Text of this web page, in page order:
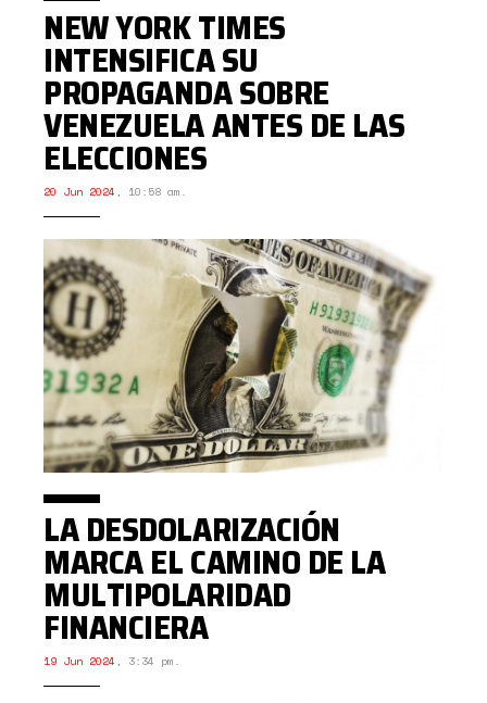
NEW YORK TIMES
INTENSIFICA SU
PROPAGANDA SOBRE
VENEZUELA ANTES DE LAS
ELECCIONES
20 Jun 2024 , 10:58 am.
LA DESDOLARIZACIÓN
MARCA EL CAMINO DE LA
MULTIPOLARIDAD
FINANCIERA
19 Jun 2024 , 3:34 pm.